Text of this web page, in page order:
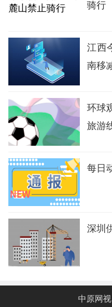
骑行
江西
南移
环球
旅游
每日
深圳
中原网